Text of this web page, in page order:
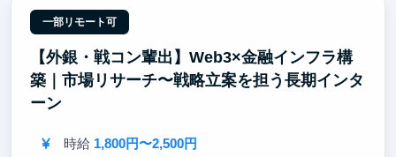
・縮小市場と言われる婚礼業界のV字回復を目指し、
本気でマーケットメイクに挑戦できます。
・エンジニア/デザイナーとの距離が近く、様々な職
種のメンバーと一緒に仕事ができる環境です。
一部リモート可
【外銀・戦コン輩出】Web3×金融インフラ構
築｜市場リサーチ〜戦略立案を担う長期インタ
ーン
時給 1,800円〜2,500円